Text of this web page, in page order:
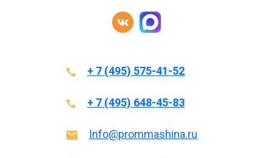
+ 7 (495) 575-41-52
+ 7 (495) 648-45-83
Info@prommashina.ru